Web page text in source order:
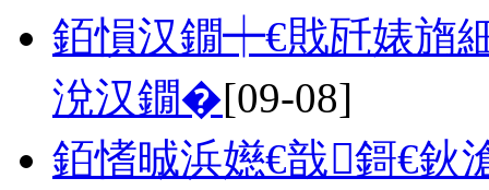
銆愪汉鐗┿€戝瓩婊旓
涗汉鐗�[09-08]
銆愭晠浜嬨€戠鎶€鈥